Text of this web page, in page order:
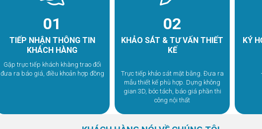
01
TIẾP NHẬN THÔNG TIN
KHÁCH HÀNG
Gặp trực tiếp khách khàng trao đổi
đưa ra báo giá, điều khoản hợp đồng
02
KHẢO SÁT & TƯ VẤN THIẾT
KẾ
Trực tiếp khảo sát mặt bằng. Đưa ra
mẫu thiết kế phù hợp. Dựng không
gian 3D, bóc tách, báo giá phần thi
KÝ